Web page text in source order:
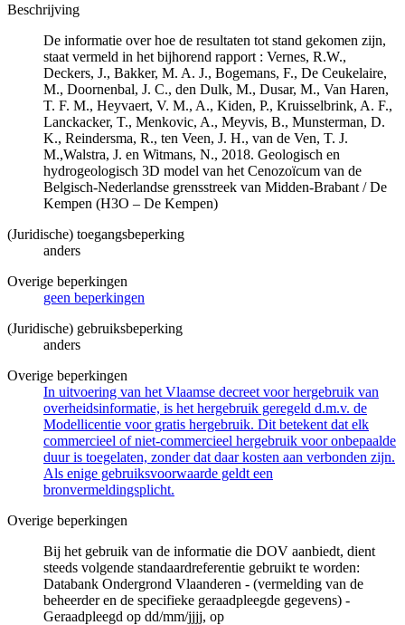
Beschrijving
De informatie over hoe de resultaten tot stand gekomen zijn,
staat vermeld in het bijhorend rapport : Vernes, R.W.,
Deckers, J., Bakker, M. A. J., Bogemans, F., De Ceukelaire,
M., Doornenbal, J. C., den Dulk, M., Dusar, M., Van Haren,
T. F. M., Heyvaert, V. M., A., Kiden, P., Kruisselbrink, A. F.,
Lanckacker, T., Menkovic, A., Meyvis, B., Munsterman, D.
K., Reindersma, R., ten Veen, J. H., van de Ven, T. J.
M.,Walstra, J. en Witmans, N., 2018. Geologisch en
hydrogeologisch 3D model van het Cenozoïcum van de
Belgisch-Nederlandse grensstreek van Midden-Brabant / De
Kempen (H3O – De Kempen)
(Juridische) toegangsbeperking
anders
Overige beperkingen
geen beperkingen
(Juridische) gebruiksbeperking
anders
Overige beperkingen
In uitvoering van het Vlaamse decreet voor hergebruik van
overheidsinformatie, is het hergebruik geregeld d.m.v. de
Modellicentie voor gratis hergebruik. Dit betekent dat elk
commercieel of niet-commercieel hergebruik voor onbepaalde
duur is toegelaten, zonder dat daar kosten aan verbonden zijn.
Als enige gebruiksvoorwaarde geldt een
bronvermeldingsplicht.
Overige beperkingen
Bij het gebruik van de informatie die DOV aanbiedt, dient
steeds volgende standaardreferentie gebruikt te worden:
Databank Ondergrond Vlaanderen - (vermelding van de
beheerder en de specifieke geraadpleegde gegevens) -
Geraadpleegd op dd/mm/jjjj, op